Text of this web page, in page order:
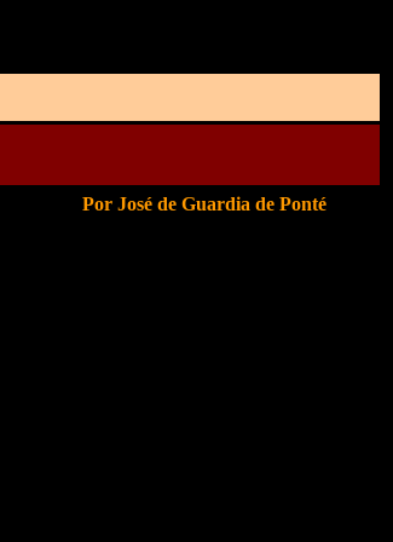
Por José de Guardia de Ponté